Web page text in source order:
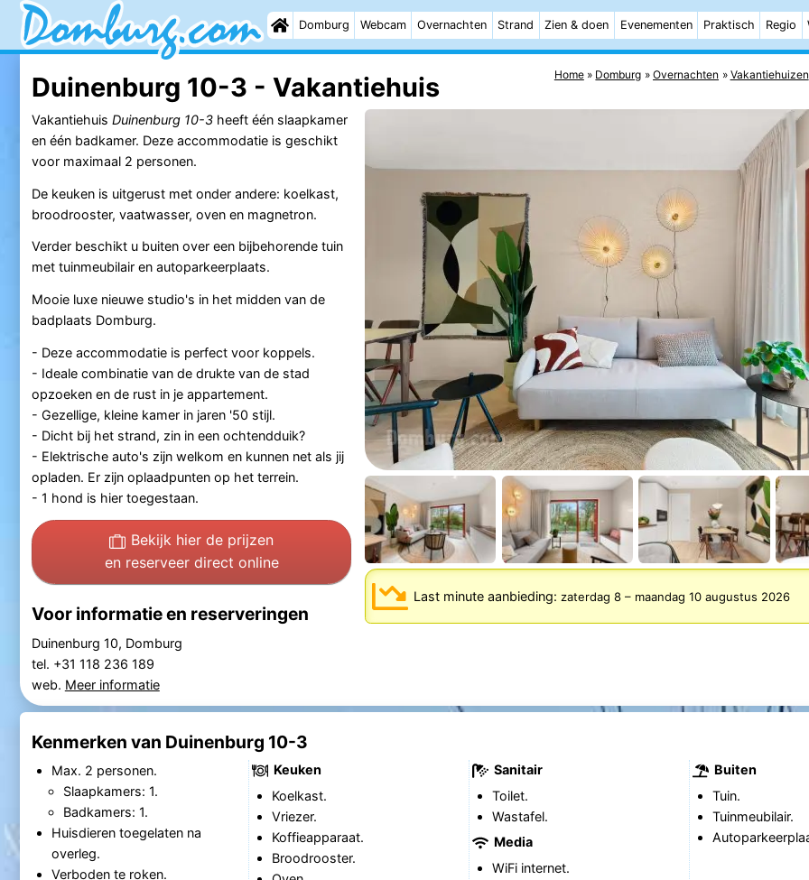
Domburg Webcam Overnachten Strand Zien & doen Evenementen Praktisch Regio
Home Domburg Overnachten Vakantiehuizen
Duinenburg 10-3 - Vakantiehuis
Last minute aanbieding: zaterdag 8– maandag 10 augustus 2026
Vakantiehuis Duinenburg 10-3heeft één slaapkamer
en één badkamer. Deze accommodatie is geschikt
voor maximaal 2 personen.
De keuken is uitgerust met onder andere: koelkast,
broodrooster, vaatwasser, oven en magnetron.
Verder beschikt u buiten over een bijbehorende tuin
met tuinmeubilair en autoparkeerplaats.
Mooie luxe nieuwe studio's in het midden van de
badplaats Domburg.
- Deze accommodatie is perfect voor koppels.
- Ideale combinatie van de drukte van de stad
opzoeken en de rust in je appartement.
- Gezellige, kleine kamer in jaren '50 stijl.
- Dicht bij het strand, zin in een ochtendduik?
- Elektrische auto's zijn welkom en kunnen net als jij
opladen. Er zijn oplaadpunten op het terrein.
- 1 hond is hier toegestaan.
Bekijk hier de prijzen
en reserveer direct online
Voor informatie en reserveringen
Duinenburg 10, Domburg
tel. +31 118 236 189
web. Meer informatie
Kenmerken van Duinenburg 10-3
Max. 2 personen.
Slaapkamers: 1.
Badkamers: 1.
Huisdieren toegelaten na
overleg.
Verboden te roken.
Keuken
Koelkast.
Vriezer.
Koffieapparaat.
Broodrooster.
Sanitair
Toilet.
Wastafel.
Media
WiFi internet.
Buiten
Tuin.
Tuinmeubilair.